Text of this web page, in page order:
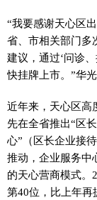
“我要感谢天心区
省、市相关部门多
建议，通过‘问诊
快挂牌上市。”华
近年来，天心区高
先在全省推出“区
心”（区长企业接
推动，企业服务中
的天心营商模式。
第40位，比上年再